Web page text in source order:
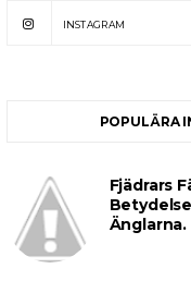
INSTAGRAM
POPULÄRA
Fjädrars
Änglarna.